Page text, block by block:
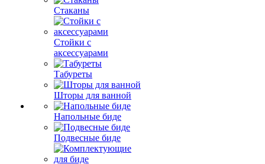
Стаканы
Стойки с
аксессуарами
Табуреты
Шторы для ванной
Напольные биде
Подвесные биде